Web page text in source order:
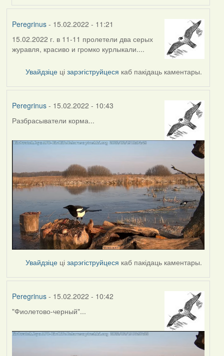
Peregrinus- 15.02.2022 - 11:21
15.02.2022 г. в 11-11 пролетели два серых
журавля, красиво и громко курлыкали....
Увайдзіце цізарэгіструйцеся каб пакідаць каментары.
Peregrinus- 15.02.2022 - 10:43
Разбрасыватели корма...
Увайдзіце цізарэгіструйцеся каб пакідаць каментары.
Peregrinus- 15.02.2022 - 10:42
"Фиолетово-черный"...